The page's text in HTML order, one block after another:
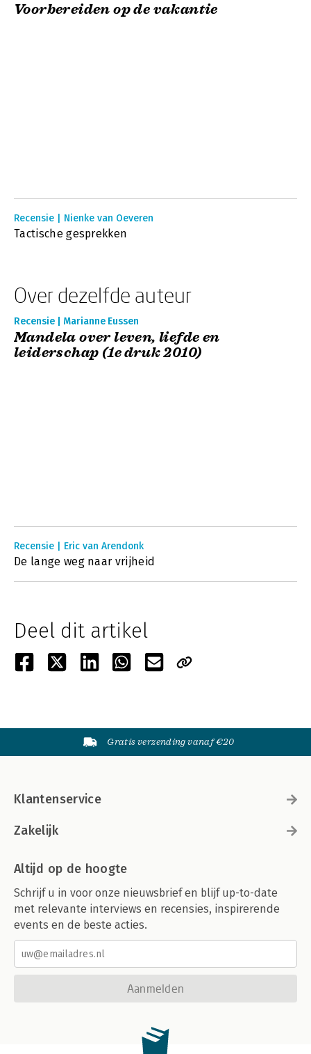
Voorbereiden op de vakantie
Recensie | Nienke van Oeveren
Tactische gesprekken
Over dezelfde auteur
Recensie | Marianne Eussen
Mandela over leven, liefde en
leiderschap (1e druk 2010)
Recensie | Eric van Arendonk
De lange weg naar vrijheid
Deel dit artikel
Gratis verzending vanaf €20
Klantenservice
Zakelijk
Altijd op de hoogte
Schrijf u in voor onze nieuwsbrief en blijf up-to-date
met relevante interviews en recensies, inspirerende
events en de beste acties.
Aanmelden